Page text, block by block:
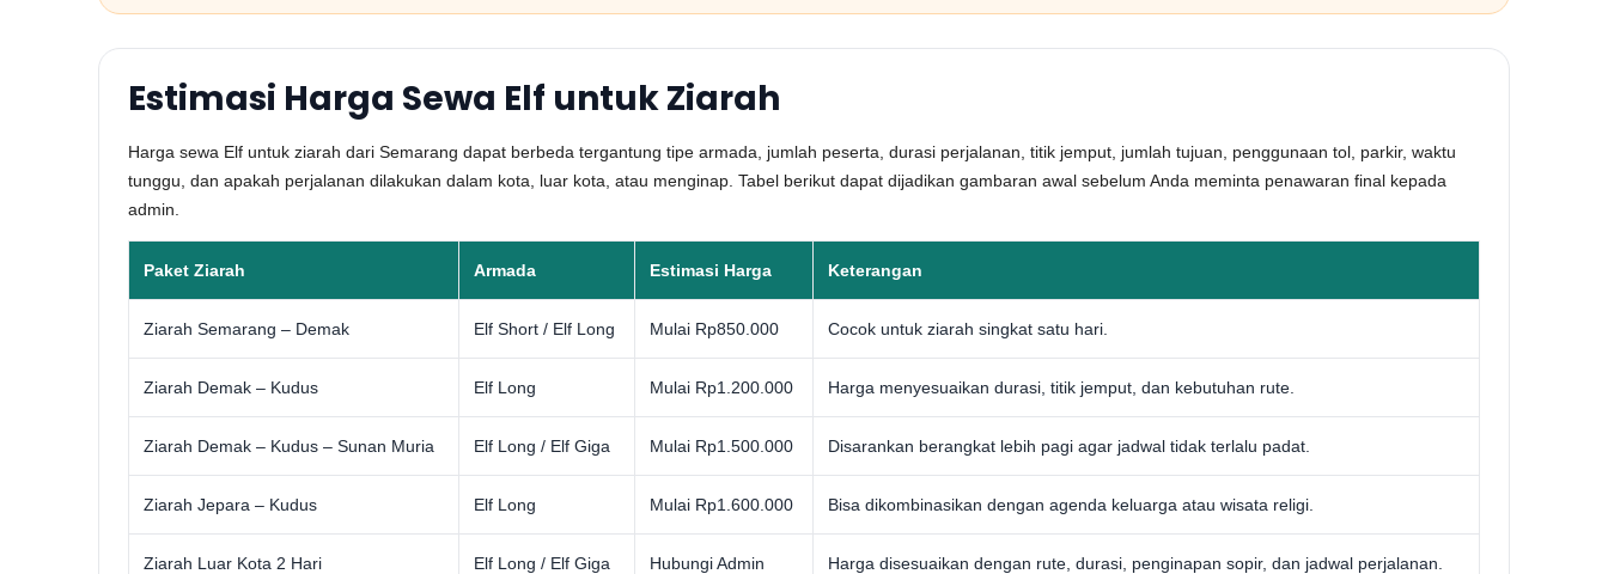
Estimasi Harga Sewa Elf untuk Ziarah
Harga sewa Elf untuk ziarah dari Semarang dapat berbeda tergantung tipe armada, jumlah peserta, durasi perjalanan, titik jemput, jumlah tujuan, penggunaan tol, parkir, waktu
tunggu, dan apakah perjalanan dilakukan dalam kota, luar kota, atau menginap. Tabel berikut dapat dijadikan gambaran awal sebelum Anda meminta penawaran final kepada
admin.
Paket Ziarah Armada Estimasi Harga Keterangan
Ziarah Semarang – Demak Elf Short / Elf Long Mulai Rp850.000 Cocok untuk ziarah singkat satu hari.
Ziarah Demak – Kudus Elf Long Mulai Rp1.200.000 Harga menyesuaikan durasi, titik jemput, dan kebutuhan rute.
Ziarah Demak – Kudus – Sunan Muria Elf Long / Elf Giga Mulai Rp1.500.000 Disarankan berangkat lebih pagi agar jadwal tidak terlalu padat.
Ziarah Jepara – Kudus Elf Long Mulai Rp1.600.000 Bisa dikombinasikan dengan agenda keluarga atau wisata religi.
Ziarah Luar Kota 2 Hari Elf Long / Elf Giga Hubungi Admin Harga disesuaikan dengan rute, durasi, penginapan sopir, dan jadwal perjalanan.